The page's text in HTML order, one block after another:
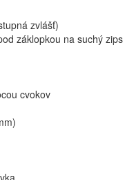
zvlášť)
záklopkou na suchý zips
cvokov